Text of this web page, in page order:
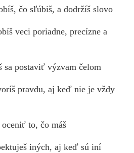
čo sľúbiš, a dodržíš slovo
veci poriadne, precízne a
sa postaviť výzvam čelom
pravdu, aj keď nie je vždy
to, čo máš
iných, aj keď sú iní